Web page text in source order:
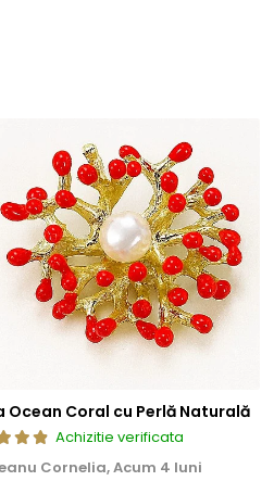
Ocean Coral cu Perlă Naturală
Achizitie verificata
Cornelia,Acum 4 luni